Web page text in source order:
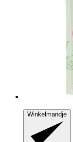
Winkelmandje